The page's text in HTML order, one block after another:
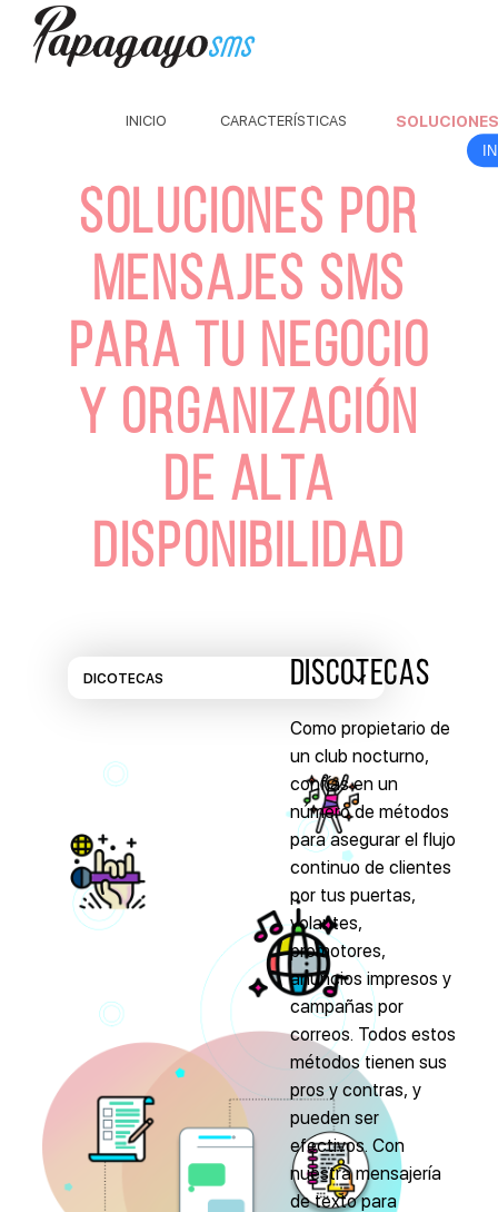
INICIO CARACTERÍSTICAS
SOLUCIONES POR
MENSAJES SMS
PARA TU NEGOCIO
Y ORGANIZACIÓN
DE ALTA
DISPONIBILIDAD
DISCOTECAS
Como propietario de
un club nocturno,
confías en un
número de métodos
para asegurar el flujo
continuo de clientes
por tus puertas,
volantes,
promotores,
anuncios impresos y
campañas por
correos. Todos estos
métodos tienen sus
pros y contras, y
pueden ser
efectivos. Con
nuestra mensajería
de texto para